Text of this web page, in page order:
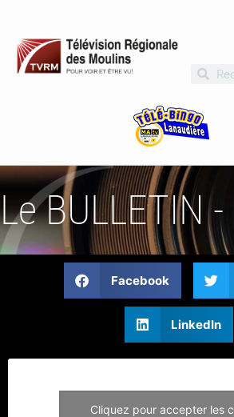
Le BULLETIN -
Facebook
LinkedIn
Cliquez pour accepter les